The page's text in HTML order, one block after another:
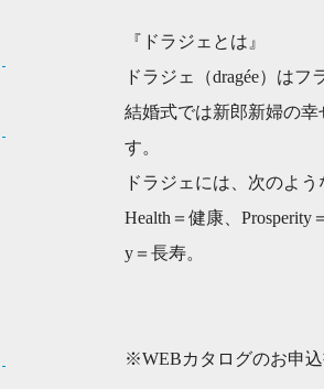
『ドラジェとは』
ドラジェ（dragée）は
結婚式では新郎新婦の
す。
ドラジェには、次のよ
Health＝健康、Prosperity
y＝長寿。
※WEBカタログのお申込